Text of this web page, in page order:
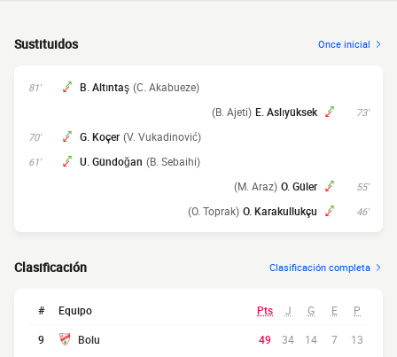
Sustituidos Once inicial
81' B. Altıntaş (C. Akabueze)
73'
E. Aslıyüksek
(B. Ajeti)
70' G. Koçer (V. Vukadinović)
61' U. Gündoğan (B. Sebaihi)
55'
O. Güler
(M. Araz)
46'
O. Karakullukçu
(O. Toprak)
Clasificación Clasificación completa
# Equipo Pts J G E P
9 Bolu 49 34 14 7
13